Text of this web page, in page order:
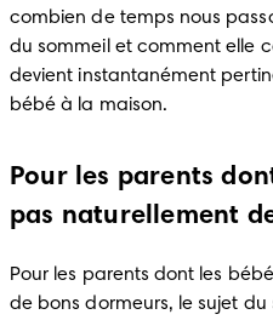
combien de temps nous
du sommeil et comment elle
devient instantanément
bébé à la maison.
Pour les parents
pas naturellement
Pour les parents dont les
de bons dormeurs, le sujet